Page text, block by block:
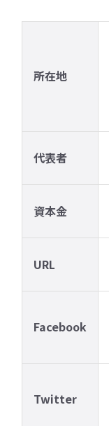
所在地
代表者
資本金
URL
Facebook
Twitter